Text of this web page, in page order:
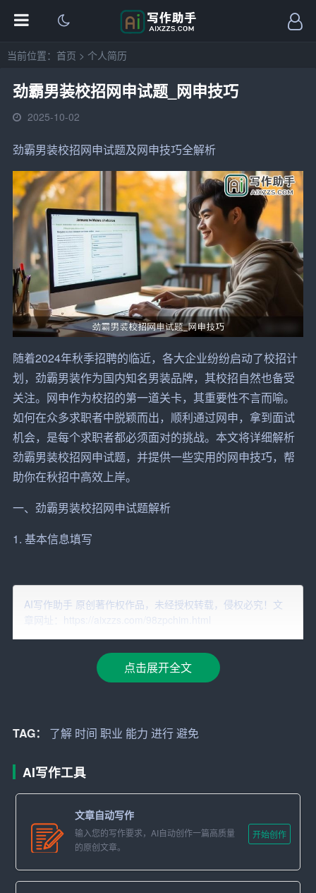
当前位置： 首页 > 个人简历
劲霸男装校招网申试题_网申技巧
2025-10-02
劲霸男装校招网申试题及网申技巧全解析
随着2024年秋季招聘的临近，各大企业纷纷启动了校招计
划，劲霸男装作为国内知名男装品牌，其校招自然也备受
关注。网申作为校招的第一道关卡，其重要性不言而喻。
如何在众多求职者中脱颖而出，顺利通过网申，拿到面试
机会，是每个求职者都必须面对的挑战。本文将详细解析
劲霸男装校招网申试题，并提供一些实用的网申技巧，帮
助你在秋招中高效上岸。
一、劲霸男装校招网申试题解析
1. 基本信息填写
育背景等基本信息。虽然看似简单，但却是网申中最容易
出错的部分。务必确保所有信息的准确无误，避免因小错
位？”等。这类问题旨在考察求职者的综合素质和
答题技巧：
– 紧扣职位要求：在回答问题时，要紧密结合职位要求，
展示自己的相关能力和经验。
– 具体事例支撑：用具体的事例来支撑自己的观点，增加
回答的说服力。
AI写作助手 原创著作权作品，未经授权转载，侵权必究！文
章网址：https://aixzzs.com/98zpchim.html
点击展开全文
TAG： 了解 时间 职业 能力 进行避免
AI写作工具
文章自动写作
输入您的写作要求，AI自动创作一篇高质量
的原创文章。
开始创作